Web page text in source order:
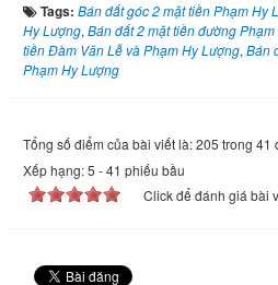
Tags: Bán đất góc 2 mặt tiền Phạm Hy
Hy Lượng, Bán đất 2 mặt tiền đường
tiền Đàm Văn Lễ và Phạm Hy Lượng, Bán
Phạm Hy Lượng
Tổng số điểm của bài viết là: 205 trong 41
Xếp hạng:5 -41 phiếu bầu
Click để đánh giá bài